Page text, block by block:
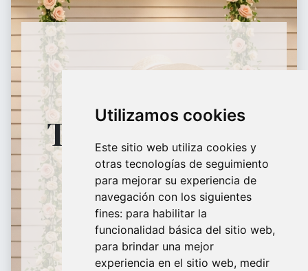
Utilizamos cookies
Este sitio web utiliza cookies y
otras tecnologías de seguimiento
para mejorar su experiencia de
navegación con los siguientes
fines: para habilitar la
funcionalidad básica del sitio web,
para brindar una mejor
experiencia en el sitio web, medir
Equipamiento
Comercial
Maniquíes, percheros, estanterías, panel lama, perchas, bolsas todo
HORARIO
TIENDA FÍSICA
9:30H - 18:30H
De domingo a Viernes
¿Te ayudamos?
688 097 373​